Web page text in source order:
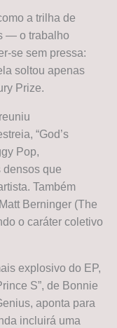
a trilha de
— o trabalho
se sem pressa:
soltou apenas
Prize.
“God’s
Pop,
densos que
Também
Berninger (The
o caráter coletivo
explosivo do EP,
S”, de Bonnie
aponta para
incluirá uma